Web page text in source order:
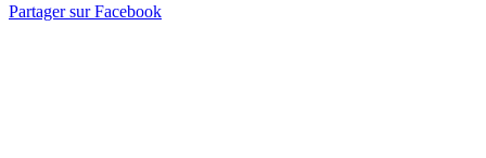
Partager sur Facebook